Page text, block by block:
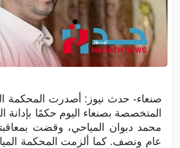
صنعاء- حدث نيوز: أصدرت المحكمة
المتخصصة بصنعاء اليوم حكمًا بإدانة
محمد دبوان المياحي، وقضت
عام ونصف. كما ألزمت المحكمة